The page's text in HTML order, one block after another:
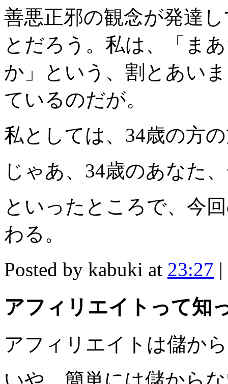
善悪正邪の観念が発達
とだろう。私は、「ま
か」という、割とあい
ているのだが。
私としては、34歳の方
じゃあ、34歳のあなた
といったところで、今
わる。
Posted by kabuki at 23:27 |
アフィリエイトって知
アフィリエイトは儲か
いや、簡単には儲から